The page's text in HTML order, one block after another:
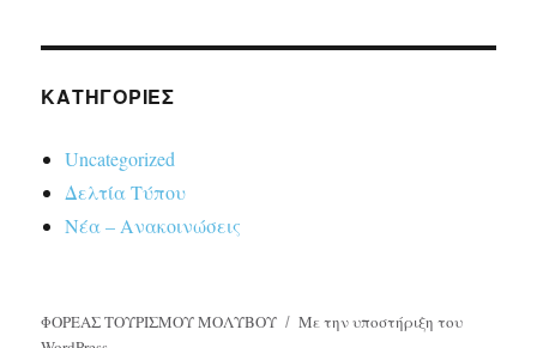
KΑΤΗΓΟΡΊΕΣ
Uncategorized
Δελτία Τύπου
Νέα – Ανακοινώσεις
ΦΟΡΕΑΣ ΤΟΥΡΙΣΜΟΥ ΜΟΛΥΒΟΥ
Με την υποστήριξη του